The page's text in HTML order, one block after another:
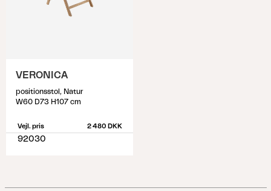
VERONICA
positionsstol, Natur
W60 D73 H107 cm
Vejl. pris 2 480 DKK
92030